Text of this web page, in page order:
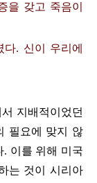
을 갖고 죽음이
다. 신이 우리에
지배적이었던
필요에 맞지 않
. 이를 위해 미국
는 것이 시리아